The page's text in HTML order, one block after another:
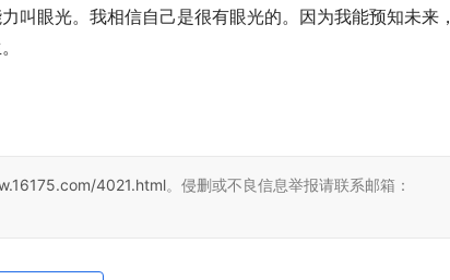
叫眼光。我相信自己是很有眼光的。因为我能预知未来
4021.html。侵删或不良信息举报请联系邮箱：